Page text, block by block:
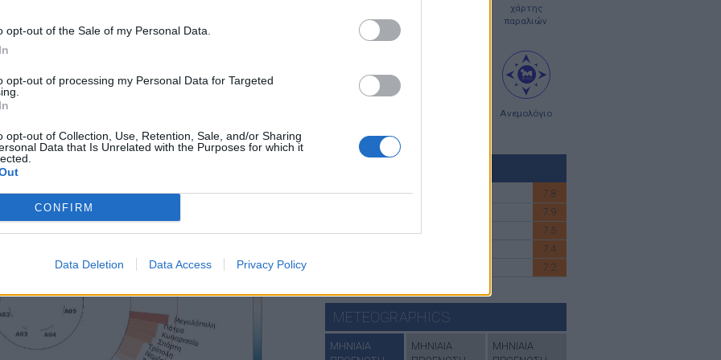
opt-out of the Sale of my Personal Data.
opt-out of processing my Personal Data for Targeted
opt-out of Collection, Use, Retention, Sale, and/or Sharing
Data that Is Unrelated with the Purposes for which it
CONFIRM
Data Deletion Data Access Privacy Policy
πάνω από τα κανονικά για την εποχή επίπεδα
του μήνα ήταν πάνω από τη μέση τιμή της περιόδου
να παρουσιάζει απόκλιση
χάρτες
χάρτης
παραλιών
Ανεμολόγιο
ΑN. ΣΤΕΡΕΑ-ATTIKH 7.8
7.9
7.5
7.4
7.2
METEOGRAPHICS
ΜΗΝΙΑΙΑ
ΜΗΝΙΑΙΑ
ΜΗΝΙΑΙΑ